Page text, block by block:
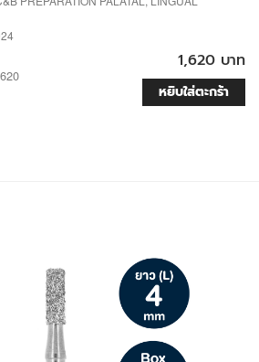
1,620 บาท
หยิบใส่ตะกร้า